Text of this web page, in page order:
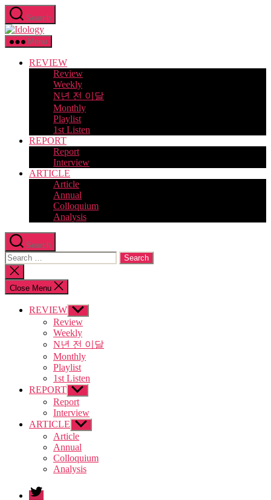
Skip
to
the
content
Search
Idology
Menu
REVIEW
Review
Weekly
N년 전 이달
Monthly
Playlist
1st Listen
REPORT
Report
Interview
ARTICLE
Article
Annual
Colloquium
Analysis
Search
Search
for:
Close
search
Close Menu
REVIEW Show
sub
menu
Review
Weekly
N년 전 이달
Monthly
Playlist
1st Listen
REPORT Show
sub
menu
Report
Interview
ARTICLE Show
sub
menu
Article
Annual
Colloquium
Analysis
twitter